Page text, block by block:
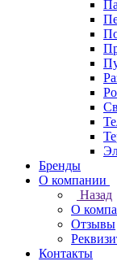
Бренды
О компании
Назад
О
Отзывы
Контакты